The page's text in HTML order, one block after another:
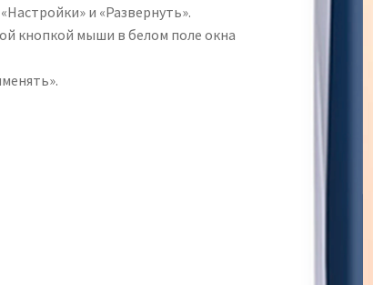
и «Развернуть».
кнопкой мыши в белом поле окна